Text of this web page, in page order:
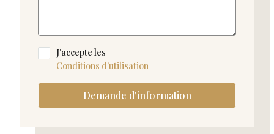
J'accepte les
Conditions d'utilisation
Demande d'information